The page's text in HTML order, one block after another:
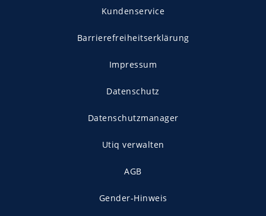
Kundenservice
Barrierefreiheitserklärung
Impressum
Datenschutz
Datenschutzmanager
Utiq verwalten
AGB
Gender-Hinweis